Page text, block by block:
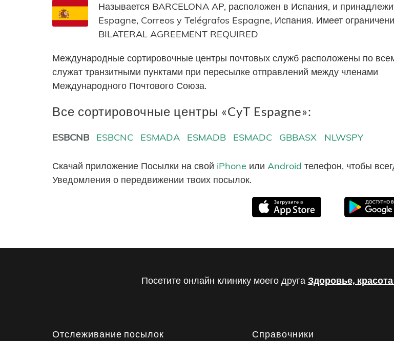
Называется BARCELONA AP, расположен в Испания, и
Espagne, Correos y Telégrafos Espagne, Испания. Имеет
BILATERAL AGREEMENT REQUIRED
Международные сортировочные центры почтовых служб расположены по
служат транзитными пунктами при пересылке отправлений между членами
Международного Почтового Союза.
Все сортировочные центры «CyT Espagne»:
ESBCNB ESBCNC ESMADA ESMADB ESMADC GBBASX NLWSPY
Скачай приложение Посылки на свой iPhone или Android телефон, чтобы
Уведомления о передвижении твоих посылок.
Посетите онлайн клинику моего друга Здоровье,
Отслеживание посылок Справочники